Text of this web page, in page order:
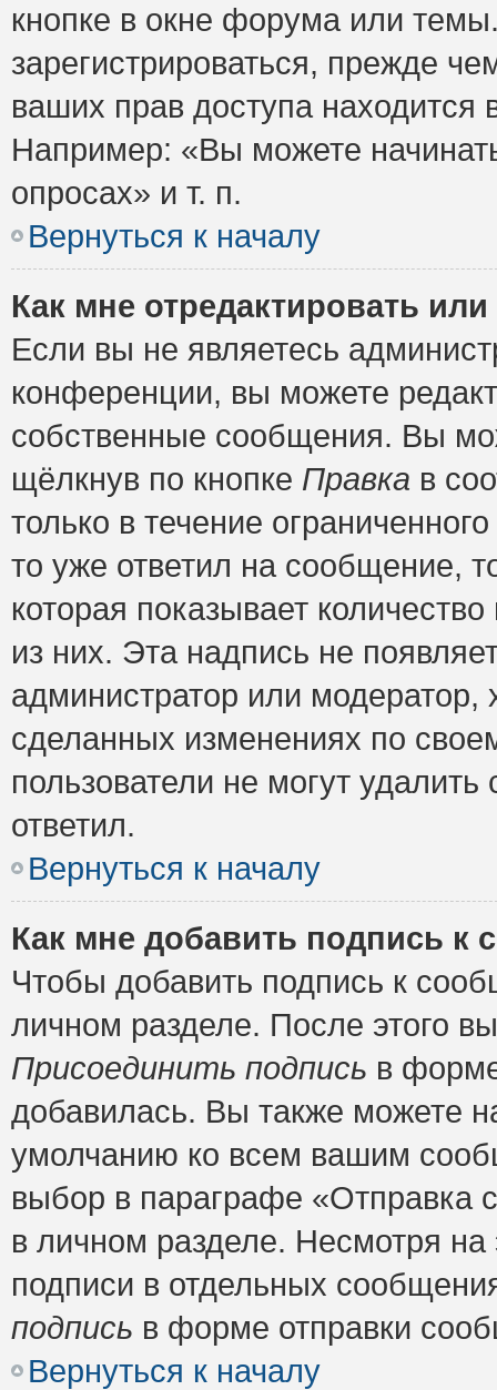
кнопке в окне форума или
зарегистрироваться, прежде
ваших прав доступа
Например: «Вы можете
опросах» и т. п.
Вернуться к началу
Как мне отредактировать
Если вы не являетесь
конференции, вы можете
собственные сообщения. Вы
щёлкнув по кнопке Правка в
только в течение
то уже ответил на сообщение,
которая показывает
из них. Эта надпись не
администратор или модератор,
сделанных изменениях по
пользователи не могут
ответил.
Вернуться к началу
Как мне добавить подпись к
Чтобы добавить подпись к
личном разделе. После этого
Присоединить подпись в
добавилась. Вы также можете
умолчанию ко всем вашим
выбор в параграфе «Отправка
в личном разделе. Несмотря
подписи в отдельных
подпись в форме отправки
Вернуться к началу